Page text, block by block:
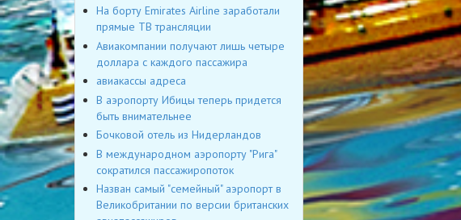
На борту Emirates Airline заработали
прямые ТВ трансляции
Авиакомпании получают лишь четыре
доллара с каждого пассажира
авиакассы адреса
В аэропорту Ибицы теперь придется
быть внимательнее
Бочковой отель из Нидерландов
В международном аэропорту "Рига"
сократился пассажиропоток
Назван самый "семейный" аэропорт в
Великобритании по версии британских